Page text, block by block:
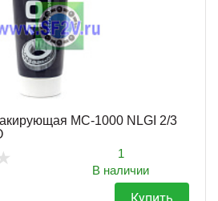
МС-1000 NLGI 2/3
1
В наличии